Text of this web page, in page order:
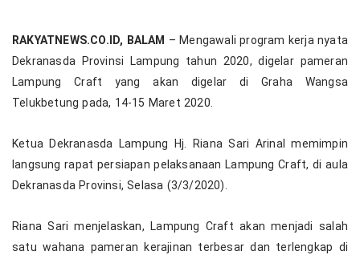
RAKYATNEWS.CO.ID, BALAM – Mengawali program kerja nyata
Dekranasda Provinsi Lampung tahun 2020, digelar pameran
Lampung Craft yang akan digelar di Graha Wangsa
Telukbetung pada, 14-15 Maret 2020.
Ketua Dekranasda Lampung Hj. Riana Sari Arinal memimpin
langsung rapat persiapan pelaksanaan Lampung Craft, di aula
Dekranasda Provinsi, Selasa (3/3/2020).
Riana Sari menjelaskan, Lampung Craft akan menjadi salah
satu wahana pameran kerajinan terbesar dan terlengkap di